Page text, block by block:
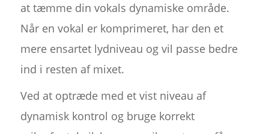
at tæmme din vokals dynamiske område.
Når en vokal er komprimeret, har den et
mere ensartet lydniveau og vil passe bedre
ind i resten af mixet.
Ved at optræde med et vist niveau af
dynamisk kontrol og bruge korrekt